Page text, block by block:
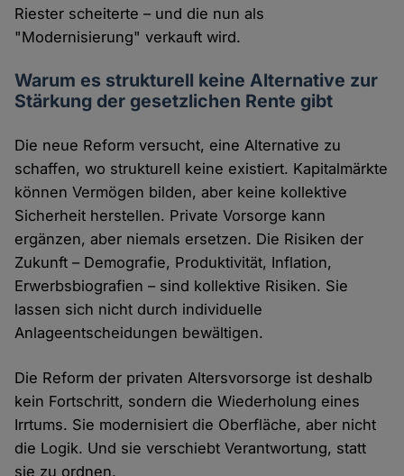
Riester scheiterte – und die nun als
"Modernisierung" verkauft wird.
Warum es strukturell keine Alternative zur
Stärkung der gesetzlichen Rente gibt
Die neue Reform versucht, eine Alternative zu
schaffen, wo strukturell keine existiert. Kapitalmärkte
können Vermögen bilden, aber keine kollektive
Sicherheit herstellen. Private Vorsorge kann
ergänzen, aber niemals ersetzen. Die Risiken der
Zukunft – Demografie, Produktivität, Inflation,
Erwerbsbiografien – sind kollektive Risiken. Sie
lassen sich nicht durch individuelle
Anlageentscheidungen bewältigen.
Die Reform der privaten Altersvorsorge ist deshalb
kein Fortschritt, sondern die Wiederholung eines
Irrtums. Sie modernisiert die Oberfläche, aber nicht
die Logik. Und sie verschiebt Verantwortung, statt
sie zu ordnen.